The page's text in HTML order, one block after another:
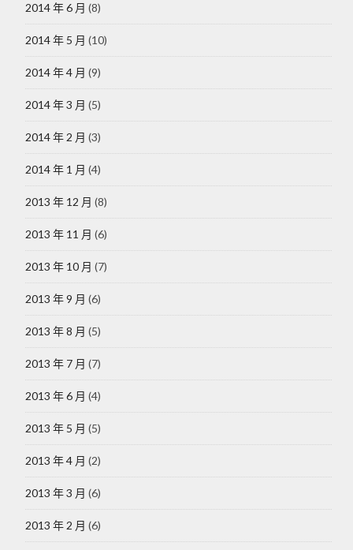
2014 年 6 月 (8)
2014 年 5 月 (10)
2014 年 4 月 (9)
2014 年 3 月 (5)
2014 年 2 月 (3)
2014 年 1 月 (4)
2013 年 12 月 (8)
2013 年 11 月 (6)
2013 年 10 月 (7)
2013 年 9 月 (6)
2013 年 8 月 (5)
2013 年 7 月 (7)
2013 年 6 月 (4)
2013 年 5 月 (5)
2013 年 4 月 (2)
2013 年 3 月 (6)
2013 年 2 月 (6)